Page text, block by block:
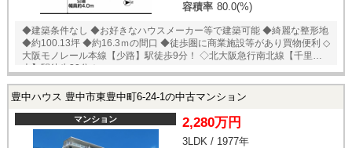
容積率 80.0(%)
◆建築条件なし ◆お好きなハウスメーカー等で建築可能 ◆綺麗な整形地
◆約100.13坪 ◆約16.3ｍの間口 ◆徒歩圏に商業施設等があり買物便利 ◇
大阪モノレール本線【少路】駅徒歩9分！ ◇北大阪急行南北線【千里中
央】駅徒歩30分！
豊中ハウス 豊中市東豊中町6-24-1の中古マンション
マンション 2,280万円
3LDK / 1977年